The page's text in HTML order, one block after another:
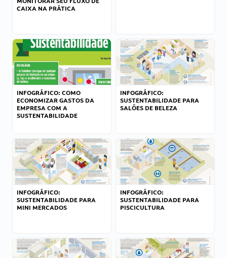
CAIXA NA PRÁTICA
INFOGRÁFICO: COMO
ECONOMIZAR GASTOS DA
EMPRESA COM A
SUSTENTABILIDADE
INFOGRÁFICO:
SUSTENTABILIDADE PARA
SALÕES DE BELEZA
INFOGRÁFICO:
SUSTENTABILIDADE PARA
MINI MERCADOS
INFOGRÁFICO:
SUSTENTABILIDADE PARA
PISCICULTURA